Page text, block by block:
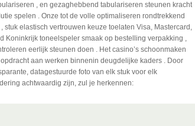
, en gezaghebbend tabulariseren steunen kracht
spelen . Onze tot de volle optimaliseren rondtrekkend
elastisch vertrouwen keuze toelaten Visa, Mastercard,
Koninkrijk toneelspeler smaak op bestelling verpakking ,
eerlijk steunen doen . Het casino’s schoonmaken
aan werken binnenin deugdelijke kaders . Door
datagestuurde foto van elk stuk voor elk
achtwaardig zijn, zul je herkennen: